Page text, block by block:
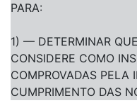
PARA:
1) — DETERMINAR
CONSIDERE COMO
COMPROVADAS PELA
CUMPRIMENTO DAS